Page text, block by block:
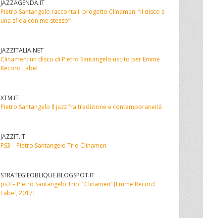
JAZZAGENDA.IT
Pietro Santangelo racconta il progetto Clinamen: “Il disco è
una sfida con me stesso”
JAZZITALIA.NET
Clinamen: un disco di Pietro Santangelo uscito per Emme
Record Label
XTM.IT
Pietro Santangelo Il jazz fra tradizione e contemporaneità
JAZZIT.IT
PS3 – Pietro Santangelo Trio Clinamen
STRATEGIEOBLIQUE.BLOGSPOT.IT
ps3 – Pietro Santangelo Trio: “Clinamen” [Emme Record
Label, 2017]